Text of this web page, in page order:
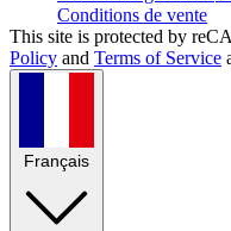
Conditions de vente
This site is protected by
Policy and Terms of Service
Français